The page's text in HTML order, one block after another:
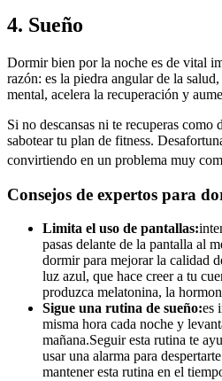
4. Sueño
Dormir bien por la noche es de vital
razón: es la piedra angular de la
mental, acelera la recuperación y
Si no descansas ni te recuperas como
sabotear tu plan de fitness.
convirtiendo en un problema muy
Consejos de expertos para
Limita el uso de pantallas:
pasas delante de la pantalla al
dormir para mejorar la calidad
luz azul, que hace creer a tu
produzca melatonina, la
Sigue una rutina de sueño:es
misma hora cada noche y
mañana.Seguir esta rutina te
usar una alarma para
mantener esta rutina en el